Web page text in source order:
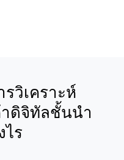
วิเคราะห์
ดิจิทัลชั้นนำ
ไร